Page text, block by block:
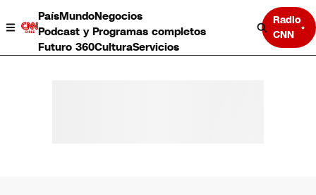
PaísMundoNegocios
Podcast y Programas completos
Futuro 360CulturaServicios
Radio
CNN